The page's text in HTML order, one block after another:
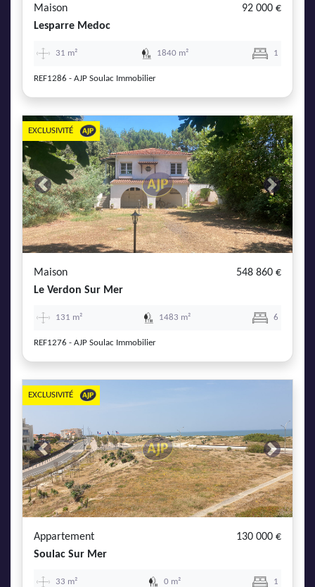
Maison
92 000 €
Lesparre Medoc
31 m² 1840 m² 1
REF1286 - AJP Soulac Immobilier
Previous Next
EXCLUSIVITÉ
Maison
548 860 €
Le Verdon Sur Mer
131 m² 1483 m² 6
REF1276 - AJP Soulac Immobilier
Previous Next
EXCLUSIVITÉ
Appartement
130 000 €
Soulac Sur Mer
33 m² 0 m² 1